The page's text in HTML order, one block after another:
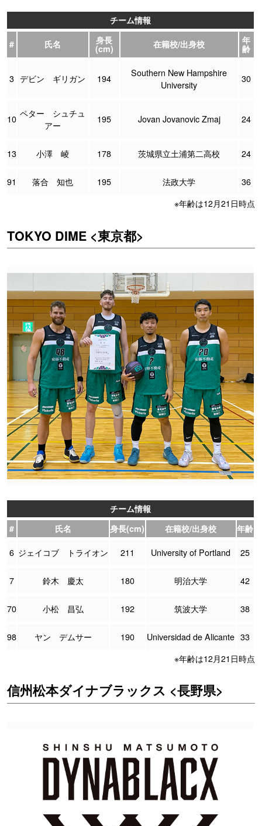
チーム情報
# 氏名 身長
(cm) 在籍校/出身校 年
齢
3 デビン ギリガン 194
Southern New Hampshire
University
30
10 ペター シュチュ
アー
195 Jovan Jovanovic Zmaj 24
13 小澤 崚 178 茨城県立土浦第二高校 24
91 落合 知也 195 法政大学
36
※年齢は12月21日時点
TOKYO DIME <東京都>
チーム情報
#
氏名 身長(cm) 在籍校/出身校 年齢
6 ジェイコブ トライオン 211 University of Portland 25
7 鈴木 慶太 180 明治大学 42
70 小松 昌弘 192 筑波大学 38
98 ヤン デムサー 190 Universidad de Alicante 33
※年齢は12月21日時点
信州松本ダイナブラックス <長野県>